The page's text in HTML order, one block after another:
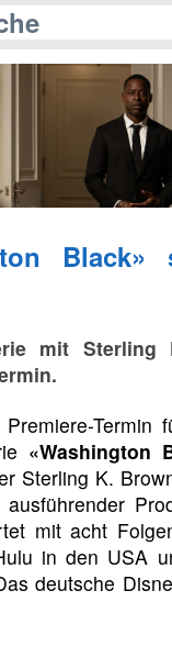
Black»
mit Sterling
Termin
«Washington
Sterling K.
mit acht
in den USA
deutsche